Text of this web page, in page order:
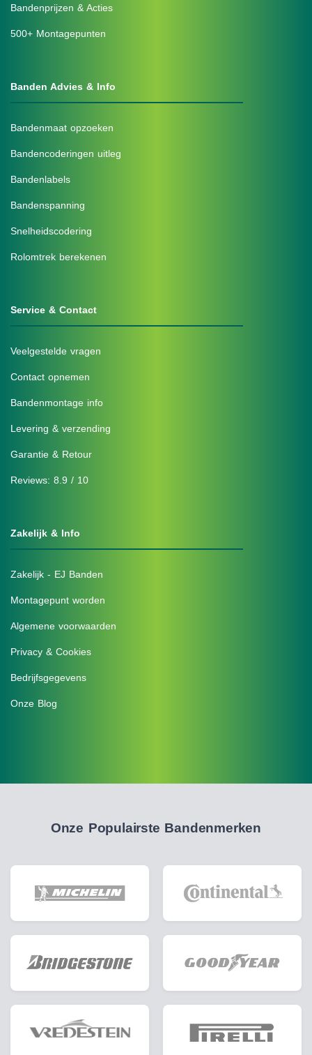
Bandenprijzen & Acties
500+ Montagepunten
Banden Advies & Info
Bandenmaat opzoeken
Bandencoderingen uitleg
Bandenlabels
Bandenspanning
Snelheidscodering
Rolomtrek berekenen
Service & Contact
Veelgestelde vragen
Contact opnemen
Bandenmontage info
Levering & verzending
Garantie & Retour
Reviews: 8.9 / 10
Zakelijk & Info
Zakelijk - EJ Banden
Montagepunt worden
Algemene voorwaarden
Privacy & Cookies
Bedrijfsgegevens
Onze Blog
Onze Populairste Bandenmerken